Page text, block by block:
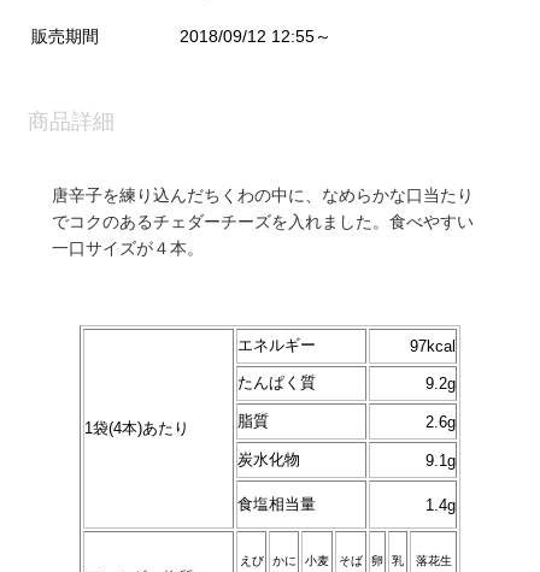
販売期間 2018/09/12 12:55～
商品詳細
唐辛子を練り込んだちくわの中に、なめらかな口当たり
でコクのあるチェダーチーズを入れました。食べやすい
一口サイズが４本。
1袋(4本)あたり
エネルギー
97kcal
たんぱく質
9.2g
脂質 2.6g
炭水化物 9.1g
食塩相当量 1.4g
えび かに 小麦 そば 卵 乳 落花生